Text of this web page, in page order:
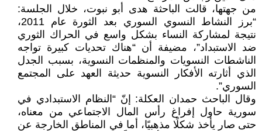
من جهتها، قالت الباحثة هدى أبو نبوت، خلال الجلسة:
“برز النشاط النسوي السوري بعد الثورة عام 2011،
نتيجة لمشاركة النساء بشكل واسع في الحراك الثوري
ضد الاستبداد”، مضيفة أن “هناك تحديات كبيرة تواجه
الناشطات النسويات والمنظمات النسوية، بسبب الجدل
الذي أثارته الأفكار النسوية حديثة العهد على المجتمع
السوري”.
وقال الباحث حمدان العكلة: إنّ “النظام الاستبدادي في
سورية حاول إفراغ رأس المال الاجتماعي من معناه،
حتى صار يأخذ شكلًا مذهبيًا، أما في المناطق الخارجة عن